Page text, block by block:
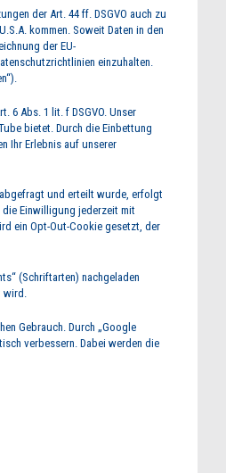
der Art. 44 ff. DSGVO auch zu
kommen. Soweit Daten in den
der EU-
einzuhalten.
6 Abs. 1 lit. f DSGVO. Unser
bietet. Durch die Einbettung
Ihr Erlebnis auf unserer
und erteilt wurde, erfolgt
die Einwilligung jederzeit mit
ein Opt-Out-Cookie gesetzt, der
(Schriftarten) nachgeladen
wird.
Gebrauch. Durch „Google
verbessern. Dabei werden die